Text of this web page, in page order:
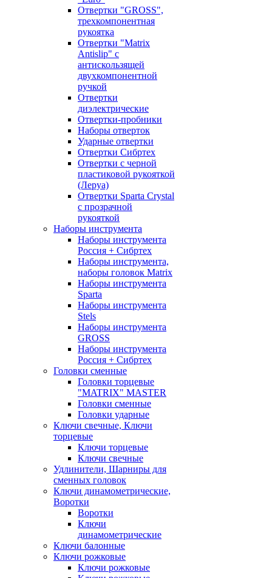
Отвертки "GROSS",
трехкомпонентная
рукоятка
Отвертки "Matrix
Antislip" с
антискользящей
двухкомпонентной
ручкой
Отвертки
диэлектрические
Отвертки-пробники
Наборы отверток
Ударные отвертки
Отвертки Сибртех
Отвертки с черной
пластиковой рукояткой
(Леруа)
Отвертки Sparta Сrystal
c прозрачной
рукояткой
Наборы инструмента
Наборы инструмента
Россия + Сибртех
Наборы инструмента,
наборы головок Matrix
Наборы инструмента
Sparta
Наборы инструмента
Stels
Наборы инструмента
GROSS
Наборы инструмента
Россия + Сибртех
Головки сменные
Головки торцевые
"MATRIX" MASTER
Головки сменные
Головки ударные
Ключи свечные, Ключи
торцевые
Ключи торцевые
Ключи свечные
Удлинители, Шарниры для
сменных головок
Ключи динамометрические,
Воротки
Воротки
Ключи
динамометрические
Ключи балонные
Ключи рожковые
Ключи рожковые